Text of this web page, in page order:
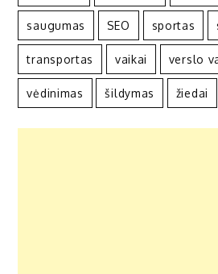
saugumas SEO sportas
transportas vaikai verslo
vėdinimas šildymas žiedai